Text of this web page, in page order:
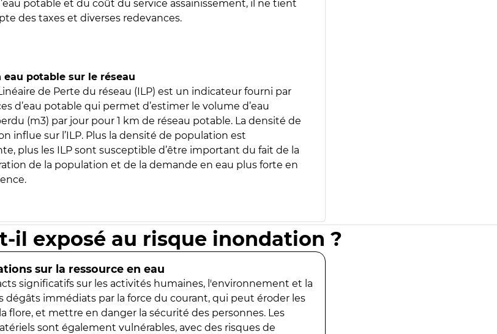
potable et du coût du service assainissement, il ne tient
des taxes et diverses redevances.
eau potable sur le réseau
de Perte du réseau (ILP) est un indicateur fourni par
d’eau potable qui permet d’estimer le volume d’eau
(m3) par jour pour 1 km de réseau potable. La densité de
influe sur l’ILP. Plus la densité de population est
plus les ILP sont susceptible d’être important du fait de la
de la population et de la demande en eau plus forte en
il exposé au risque inondation ?
sur la ressource en eau
significatifs sur les activités humaines, l'environnement et la
dégâts immédiats par la force du courant, qui peut éroder les
flore, et mettre en danger la sécurité des personnes. Les
sont également vulnérables, avec des risques de